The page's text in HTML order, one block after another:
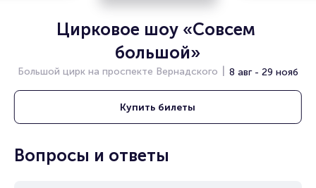
Цирковое шоу «Совсем
большой»
Большой цирк на проспекте Вернадского 8 авг - 29 нояб
Купить билеты
Вопросы и ответы